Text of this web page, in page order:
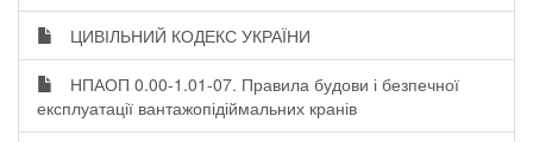
ЦИВІЛЬНИЙ КОДЕКС УКРАЇНИ
НПАОП 0.00-1.01-07. Правила будови і безпечної
експлуатації вантажопідіймальних кранів